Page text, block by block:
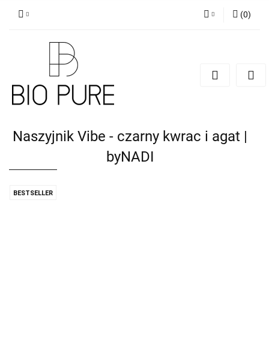
Dodaj zgłoszenie
(0)
Naszyjnik Vibe - czarny kwrac i agat |
byNADI
BESTSELLER